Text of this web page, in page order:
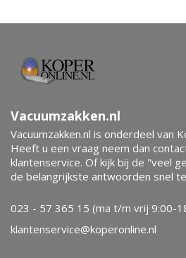
Vacuumzakken.nl
Vacuumzakken.nl is onderdeel van
Heeft u een vraag neem dan
klantenservice. Of kijk bij de "veel
de belangrijkste antwoorden snel
023 - 57 365 15 (ma t/m vrij 9:00-
klantenservice@koperonline.nl